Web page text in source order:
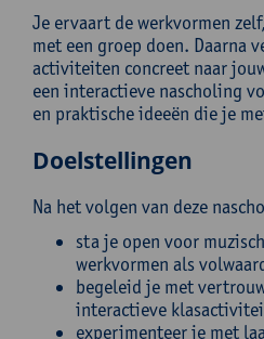
Je ervaart de werkvormen
met een groep doen. Daarna
activiteiten concreet naar
een interactieve nascholing
en praktische ideeën die je
Doelstellingen
Na het volgen van deze
sta je open voor
werkvormen als
begeleid je met
interactieve
experimenteer je met